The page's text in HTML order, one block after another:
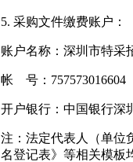
5. 采购文件缴费账户：
账户名称：深圳市特采
帐 号：757573016604
开户银行：中国银行深
注：法定代表人（单位
名登记表》等相关模板